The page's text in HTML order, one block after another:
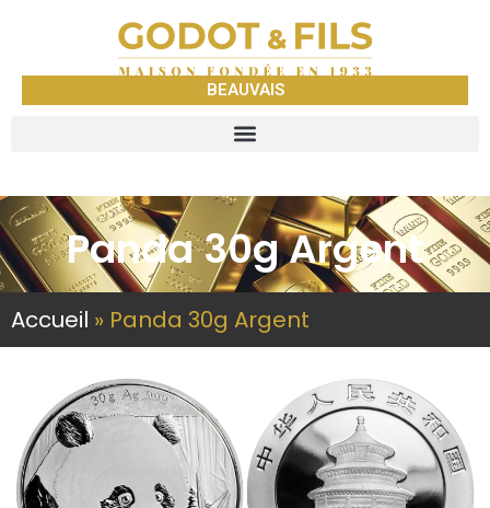
BEAUVAIS
Panda 30g Argent
Accueil » Panda 30g Argent